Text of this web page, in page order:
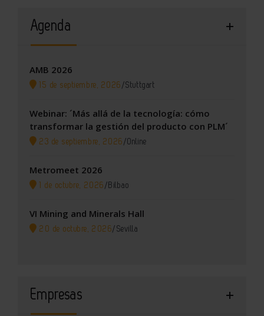
Agenda
AMB 2026
15 de septiembre, 2026 /Stuttgart
Webinar: ´Más allá de la tecnología: cómo
transformar la gestión del producto con PLM´
23 de septiembre, 2026 /Online
Metromeet 2026
1 de octubre, 2026 / Bilbao
VI Mining and Minerals Hall
20 de octubre, 2026/ Sevilla
Empresas